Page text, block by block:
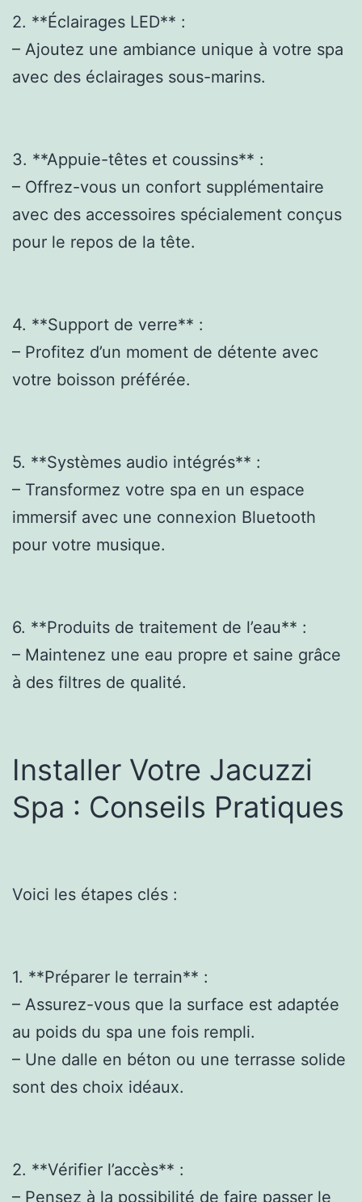
2. **Éclairages LED** :
– Ajoutez une ambiance unique à votre spa
avec des éclairages sous-marins.
3. **Appuie-têtes et coussins** :
– Offrez-vous un confort supplémentaire
avec des accessoires spécialement conçus
pour le repos de la tête.
4. **Support de verre** :
– Profitez d’un moment de détente avec
votre boisson préférée.
5. **Systèmes audio intégrés** :
– Transformez votre spa en un espace
immersif avec une connexion Bluetooth
pour votre musique.
6. **Produits de traitement de l’eau** :
– Maintenez une eau propre et saine grâce
à des filtres de qualité.
Installer Votre Jacuzzi
Spa : Conseils Pratiques
Voici les étapes clés :
1. **Préparer le terrain** :
– Assurez-vous que la surface est adaptée
au poids du spa une fois rempli.
– Une dalle en béton ou une terrasse solide
sont des choix idéaux.
2. **Vérifier l’accès** :
– Pensez à la possibilité de faire passer le